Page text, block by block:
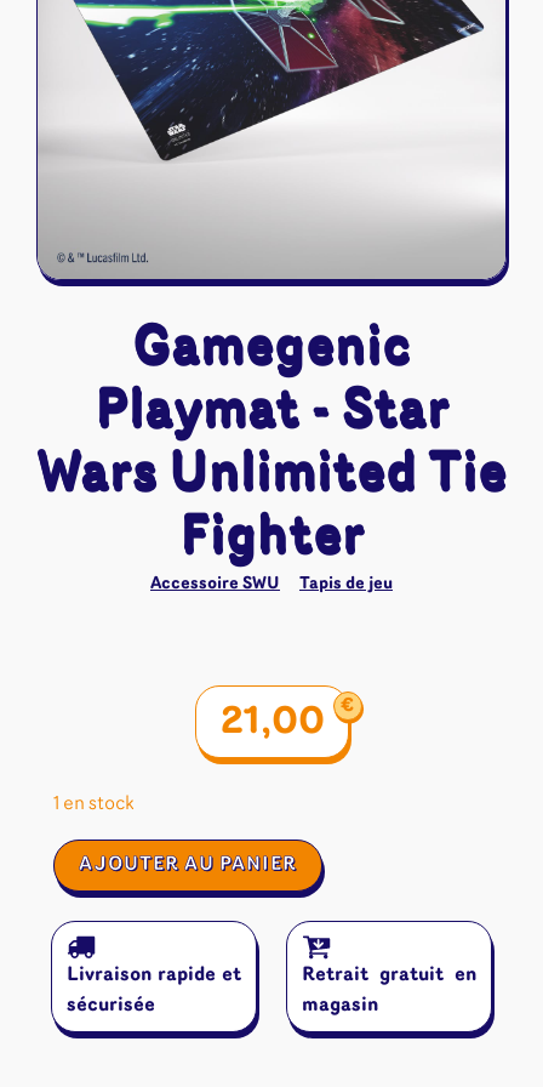
Naruto Mythos
Autres
Tapis de jeu
Gamegenic
Playmat - Star
Wars Unlimited Tie
Fighter
Accessoire SWU Tapis de jeu
21,00 €
1 en stock
quantité
de
Playmat
Star
Wars
Unlimited
AJOUTER AU PANIER
Livraison rapide et
sécurisée
Retrait gratuit en
magasin